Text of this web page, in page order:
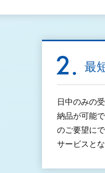
最
日中のみの
納品が可能
のご要望に
サービスと